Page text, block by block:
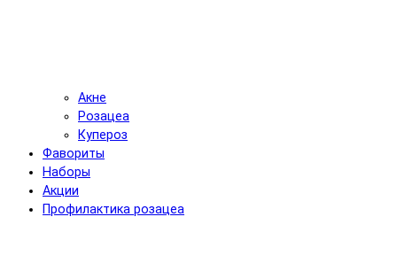
Акне
Розацеа
Купероз
Фавориты
Наборы
Акции
Профилактика розацеа